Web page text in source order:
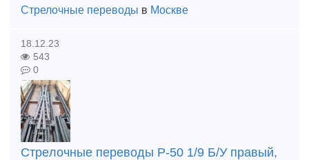
Стрелочные переводы в Москве
18.12.23
543
0
Cтpeлoчные пepeвoды P-50 1/9 Б/У правый,